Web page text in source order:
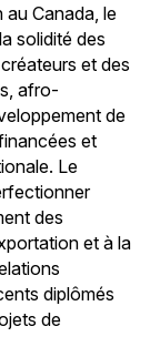
au Canada, le
solidité des
et des
afro-
de
et
Le
des
et à la
diplômés
de